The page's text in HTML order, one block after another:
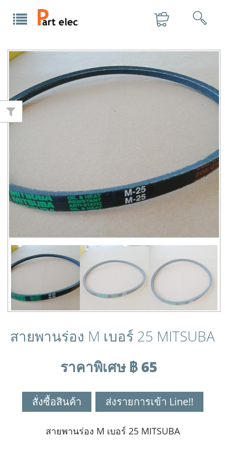
สายพานร่อง M เบอร์ 25 MITSUBA
ราคาพิเศษ ฿ 65
สั่งซื้อสินค้า ส่งรายการเข้า Line!!
สายพานร่อง M เบอร์ 25 MITSUBA